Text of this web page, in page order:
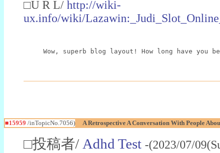
□U R L/ http://wiki-
ux.info/wiki/
Wow, superb blog layout! How long have
■15959 /inTopicNo.7056) A Retrospective A Conversation With People
□投稿者/ Adhd Test -(2023/07/